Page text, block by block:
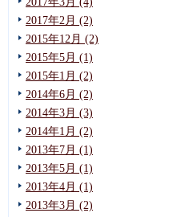
2017年2月 (2)
2015年12月 (2)
2015年5月 (1)
2015年1月 (2)
2014年6月 (2)
2014年3月 (3)
2014年1月 (2)
2013年7月 (1)
2013年5月 (1)
2013年4月 (1)
2013年3月 (2)